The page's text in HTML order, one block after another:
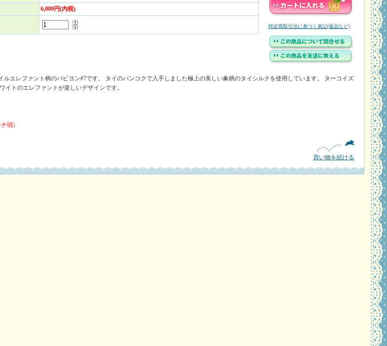
6,000円(内税)
特定商取引法に基づく表記(返品など)
ルエレファント柄のパピヨン#7です。 タイのバンコクで入手しました極上の美しい象柄のタイシルクを使用しています。 ターコイズ
イトのエレファントが楽しいデザインです。
弱）
買い物を続ける